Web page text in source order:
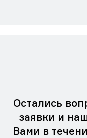
Остались
заявки и
Вами в